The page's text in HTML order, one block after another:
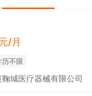
/月
历不限
城医疗器械有限公司